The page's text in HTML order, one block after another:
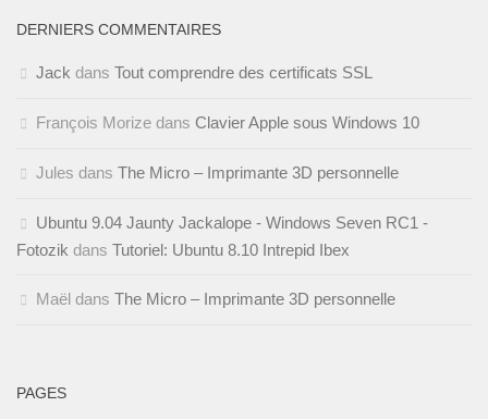
DERNIERS COMMENTAIRES
Jack dans Tout comprendre des certificats SSL
François Morize dans Clavier Apple sous Windows 10
Jules dans The Micro – Imprimante 3D personnelle
Ubuntu 9.04 Jaunty Jackalope - Windows Seven RC1 -
Fotozik dans Tutoriel: Ubuntu 8.10 Intrepid Ibex
Maël dans The Micro – Imprimante 3D personnelle
PAGES